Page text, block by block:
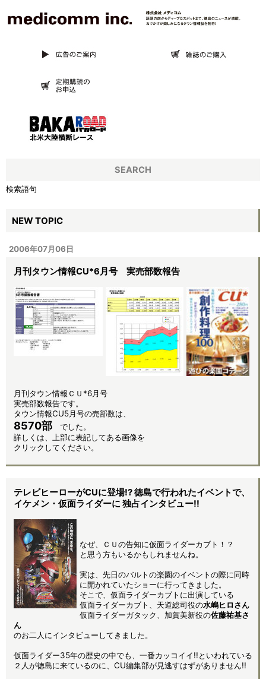
NEW TOPIC
2006年07月06日
月刊タウン情報CU*6月号 実売部数報告
月刊タウン情報ＣＵ*6月号
実売部数報告です。
タウン情報CU5月号の売部数は、
8570部 でした。
詳しくは、上部に表記してある画像を
クリックしてください。
テレビヒーローがCUに登場!? 徳島で行われたイベントで、
イケメン・仮面ライダーに 独占インタビュー!!
なぜ、ＣＵの告知に仮面ライダーカブト！？
と思う方もいるかもしれませんね。
実は、先日のバルトの楽園のイベントの際に同時
に開かれていたショーに行ってきました。
そこで、仮面ライダーカブトに出演している
仮面ライダーカブト、天道総司役の水嶋ヒロさん
仮面ライダーガタック、加賀美新役の佐藤祐基さ
ん
のお二人にインタビューしてきました。
仮面ライダー35年の歴史の中でも、一番カッコイイ!!といわれている
２人が徳島に来ているのに、CU編集部が見逃すはずがありません!!
SEARCH
検索語句